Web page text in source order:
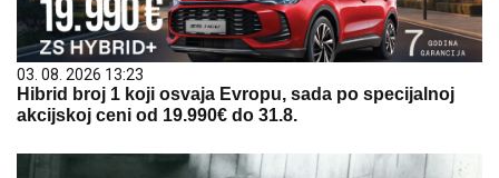
03. 08. 2026 13:23
Hibrid broj 1 koji osvaja Evropu, sada po specijalnoj
akcijskoj ceni od 19.990€ do 31.8.